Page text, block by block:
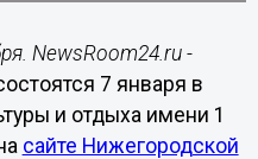
NewsRoom24.ru -
7 января в
и отдыха имени 1
сайте Нижегородской